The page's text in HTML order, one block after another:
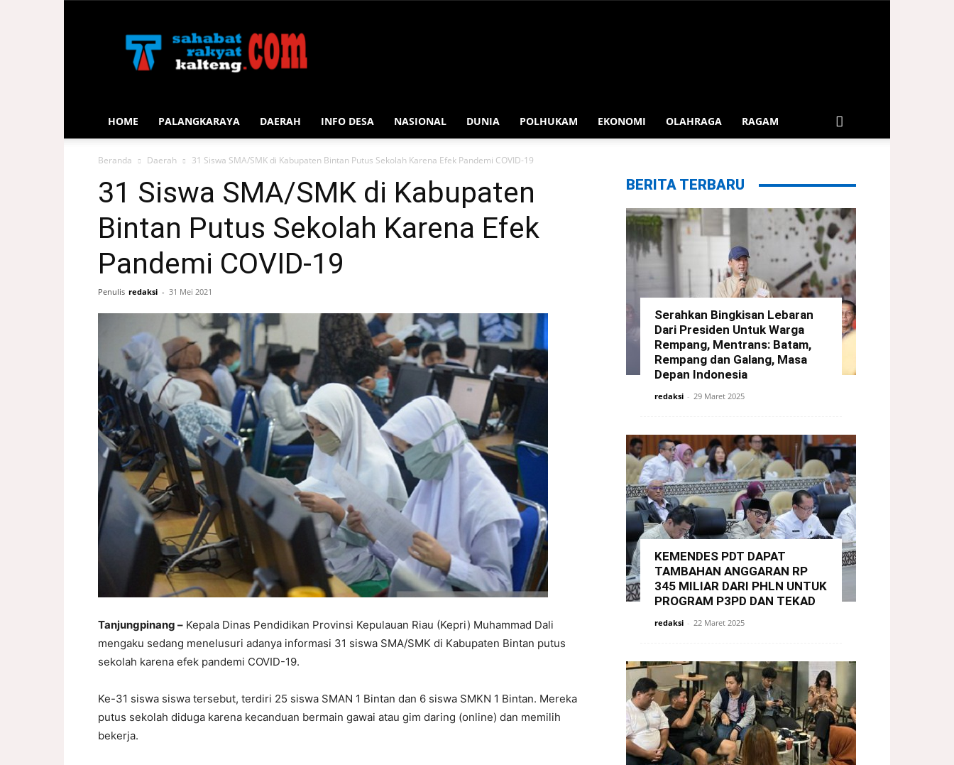
Rakyat
Kalteng
HOME PALANGKARAYA DAERAH INFO DESA NASIONAL DUNIA POLHUKAM EKONOMI OLAHRAGA RAGAM
Beranda Daerah 31 Siswa SMA/SMK di Kabupaten Bintan Putus Sekolah Karena Efek Pandemi COVID-19
31 Siswa SMA/SMK di Kabupaten
Bintan Putus Sekolah Karena Efek
Pandemi COVID-19
Penulis redaksi - 31 Mei 2021
Tanjungpinang – Kepala Dinas Pendidikan Provinsi Kepulauan Riau (Kepri) Muhammad Dali
mengaku sedang menelusuri adanya informasi 31 siswa SMA/SMK di Kabupaten Bintan putus
sekolah karena efek pandemi COVID-19.
Ke-31 siswa siswa tersebut, terdiri 25 siswa SMAN 1 Bintan dan 6 siswa SMKN 1 Bintan. Mereka
putus sekolah diduga karena kecanduan bermain gawai atau gim daring (online) dan memilih
bekerja.
BERITA TERBARU
Serahkan Bingkisan Lebaran
Dari Presiden Untuk Warga
Rempang, Mentrans: Batam,
Rempang dan Galang, Masa
Depan Indonesia
redaksi - 29 Maret 2025
KEMENDES PDT DAPAT
TAMBAHAN ANGGARAN RP
345 MILIAR DARI PHLN UNTUK
PROGRAM P3PD DAN TEKAD
redaksi - 22 Maret 2025